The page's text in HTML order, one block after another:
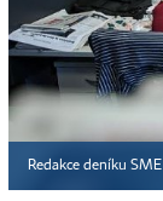
Redakce deníku SME